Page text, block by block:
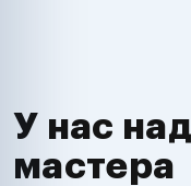
У нас
мастера